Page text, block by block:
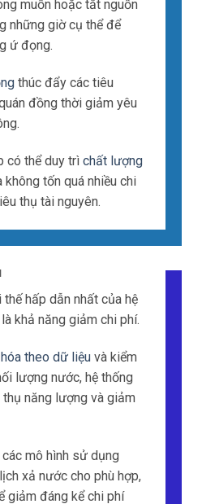
muốn hoặc tắt nguồn
những giờ cụ thể để
ứ đọng.
thúc đẩy các tiêu
đồng thời giảm yêu
có thể duy trì chất lượng
không tốn quá nhiều chi
thụ tài nguyên.
hấp dẫn nhất của hệ
khả năng giảm chi phí.
theo dữ liệu và kiểm
lượng nước, hệ thống
năng lượng và giảm
các mô hình sử dụng
xả nước cho phù hợp,
giảm đáng kể chi phí